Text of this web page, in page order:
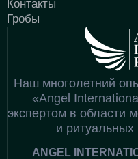
Контакты
Гробы
Наш многолетний
«Angel
экспертом в области
и ритуальных
ANGEL